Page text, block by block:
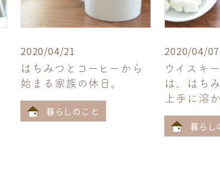
2020/04/21
はちみつとコーヒーから
始まる家族の休日。
暮らしのこと
2020/04/07
ウイスキ
は、はち
上手に溶
暮らし